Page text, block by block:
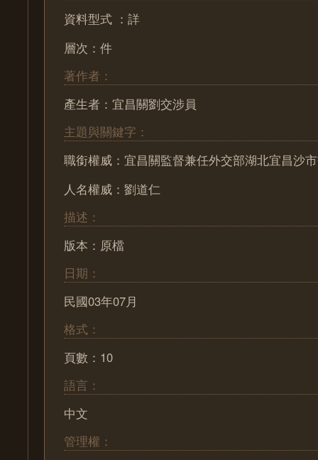
資料型式 ：詳
層次：件
著作者：
產生者：宜昌關劉交涉員
主題與關鍵字：
職銜權威：宜昌關監督兼任外交部湖北宜昌沙
人名權威：劉道仁
描述：
版本：原檔
日期：
民國03年07月
格式：
頁數：10
語言：
中文
管理權：